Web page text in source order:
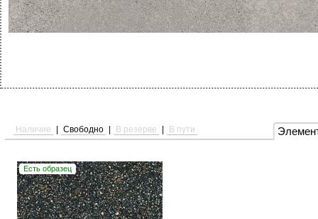
Наличие Свободно В резерве В пути
Есть образец